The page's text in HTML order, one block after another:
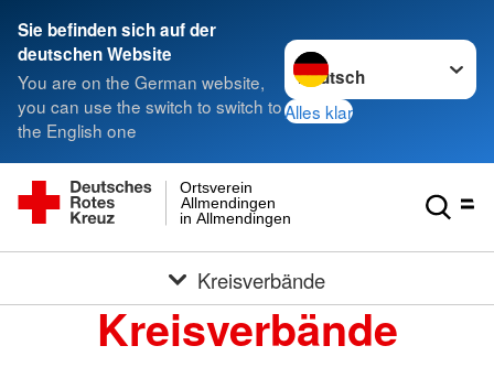
Sie befinden sich auf der
deutschen Website
You are on the German website,
you can use the switch to switch to
the English one
Sprache wechseln zu
Alles klar
in Allmendingen
Allmendingen
Ortsverein
Kreisverbände
Kreisverbände